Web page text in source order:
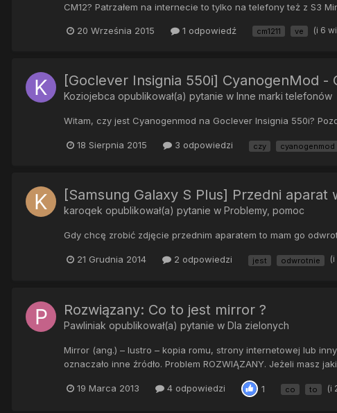
CM12? Patrzałem na internecie to tylko na telefony też z S3
20 Września 2015 1 odpowiedź cm1211 ve (i 6
[Goclever Insignia 550i] CyanogenMod -
Koziojebca opublikował(a) pytanie w Inne marki telefonów
Witam, czy jest Cyanogenmod na Goclever Insignia 550i?
18 Sierpnia 2015 3 odpowiedzi czy cyanogenmod
[Samsung Galaxy S Plus] Przedni
karoqek opublikował(a) pytanie w Problemy, pomoc
Gdy chcę zrobić zdjęcie przednim aparatem to mam go
21 Grudnia 2014 2 odpowiedzi jest odwrotnie
Rozwiązany: Co to jest mirror ?
Pawliniak opublikował(a) pytanie w Dla zielonych
Mirror (ang.) – lustro – kopia romu, strony internetowej lub
oznaczało inne źródło. Problem ROZWIĄZANY. Jeżeli masz
19 Marca 2013 4 odpowiedzi 1 co to (i